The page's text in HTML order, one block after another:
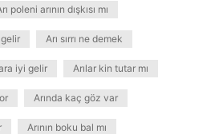
poleni arının dışkısı mı
Arı sırrı ne demek
iyi gelir Arılar kin tutar mı
Arında kaç göz var
Arının boku bal mı